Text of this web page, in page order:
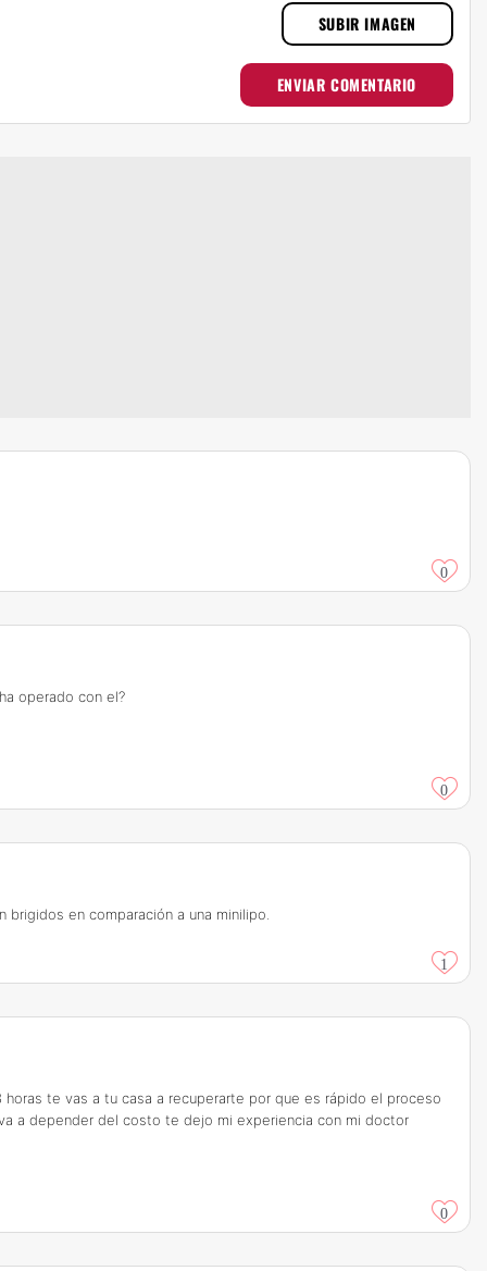
SUBIR IMAGEN
ENVIAR COMENTARIO
0
operado con el?
0
en comparación a una minilipo.
1
te vas a tu casa a recuperarte por que es rápido el proceso
a depender del costo te dejo mi experiencia con mi doctor
0